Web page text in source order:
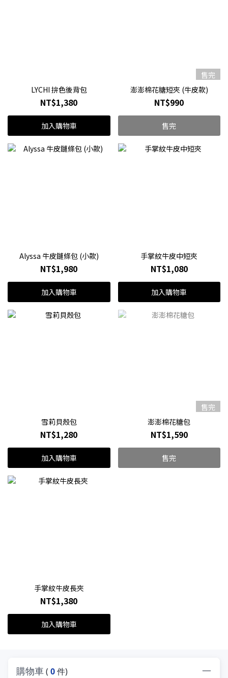
LYCHI 拚色後背包
NT$1,380
加入購物車
售完
澎澎棉花糖短夾 (牛皮款)
NT$990
售完
Alyssa 牛皮鏈條包 (小款)
NT$1,980
加入購物車
手掌紋牛皮中短夾
NT$1,080
加入購物車
雪莉貝殼包
NT$1,280
加入購物車
售完
澎澎棉花糖包
NT$1,590
售完
手掌紋牛皮長夾
NT$1,380
加入購物車
購物車( 0件)